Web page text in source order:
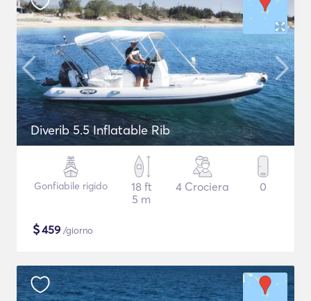
Diverib 5.5 Inflatable Rib
Gonfiabile rigido
18 ft
5 m
4 Crociera 0
$459 /giorno